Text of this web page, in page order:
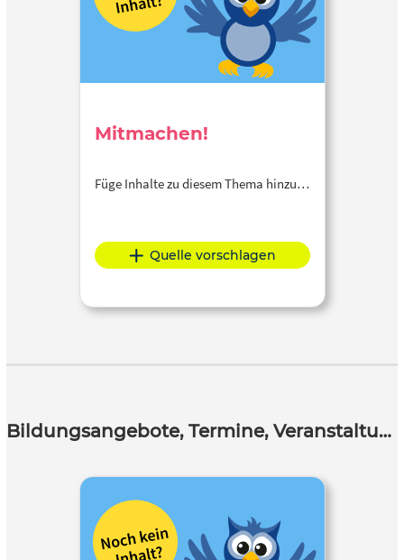
Mitmachen!
Füge Inhalte zu diesem Thema hinzu…
Quelle vorschlagen
Bildungsangebote, Termine, Veranstaltungen